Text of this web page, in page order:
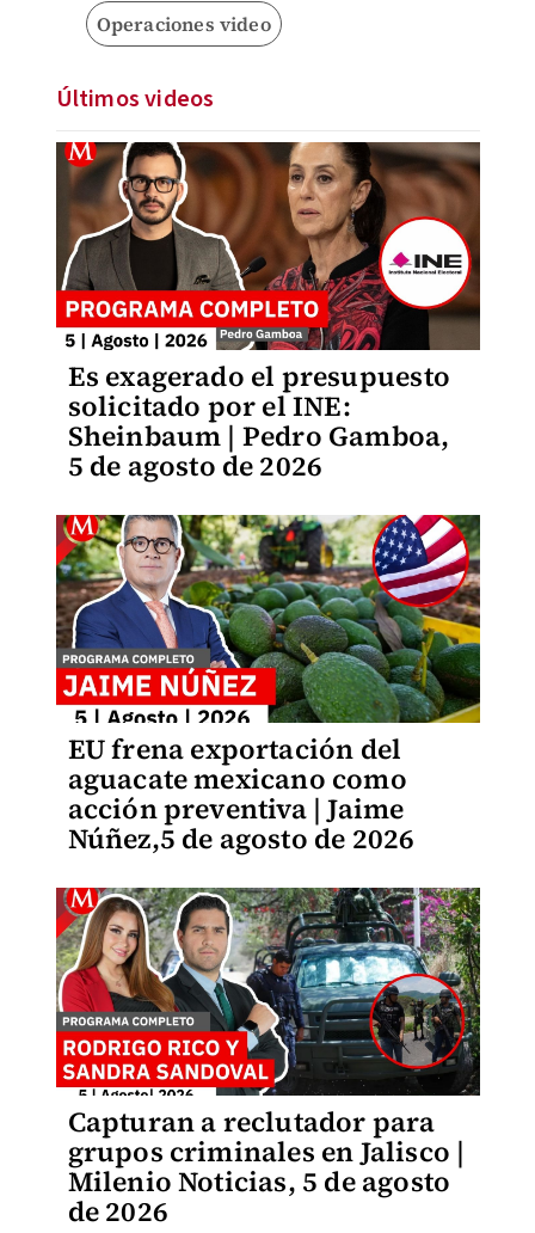
Operaciones video
Últimos videos
Es exagerado el presupuesto
solicitado por el INE:
Sheinbaum | Pedro Gamboa,
5 de agosto de 2026
EU frena exportación del
aguacate mexicano como
acción preventiva | Jaime
Núñez,5 de agosto de 2026
Capturan a reclutador para
grupos criminales en Jalisco |
Milenio Noticias, 5 de agosto
de 2026